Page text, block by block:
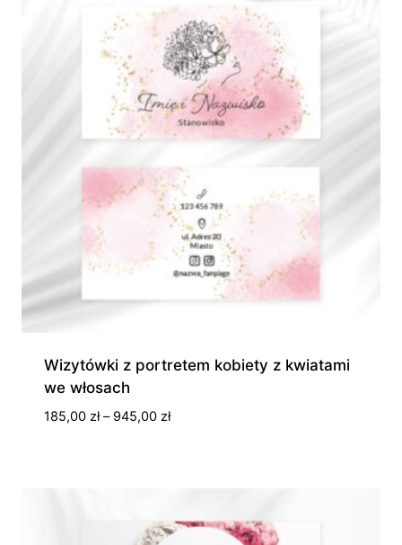
Wizytówki z portretem kobiety z kwiatami
we włosach
185,00 zł – 945,00 złZakres
945,00 zł